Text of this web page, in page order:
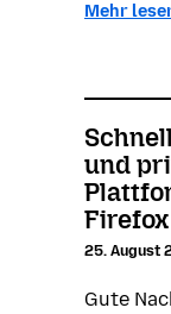
Mehr
und
25. August
Gute